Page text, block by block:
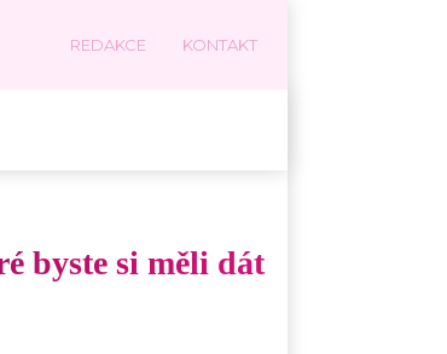
REDAKCE KONTAKT
byste si měli dát